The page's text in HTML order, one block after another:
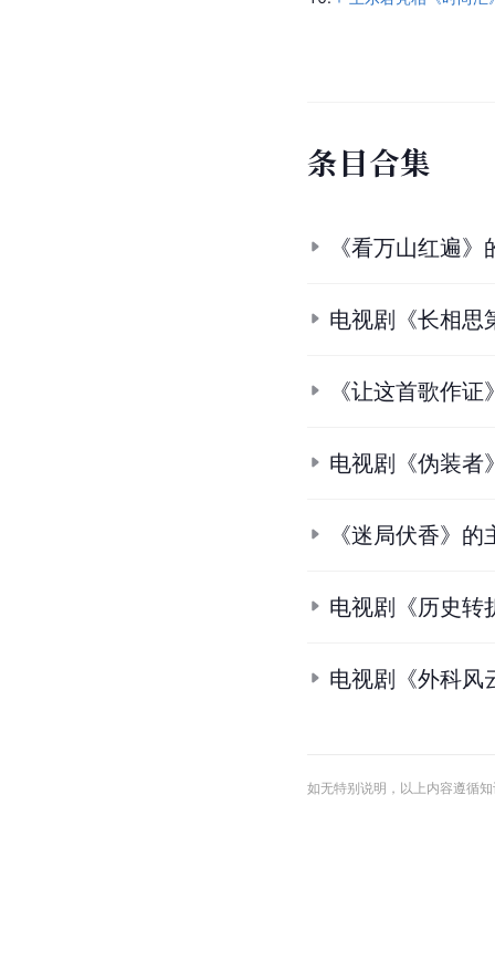
条目合集
《看万山红遍
电视剧《长相思
《让这首歌作
电视剧《伪装者
《迷局伏香》的
电视剧《历史转
电视剧《外科风
如无特别说明，以上内容遵循